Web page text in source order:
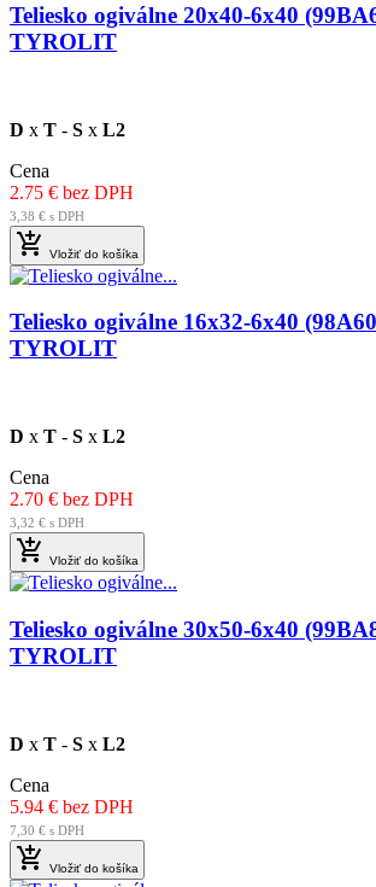
Teliesko ogiválne 20x40-6x40
TYROLIT
D x T - S x L2
Cena
2.75 € bez DPH
3,38 € s DPH
 Vložiť do košíka
Teliesko ogiválne 16x32-6x40
TYROLIT
D x T - S x L2
Cena
2.70 € bez DPH
3,32 € s DPH
 Vložiť do košíka
Teliesko ogiválne 30x50-6x40
TYROLIT
D x T - S x L2
Cena
5.94 € bez DPH
7,30 € s DPH
 Vložiť do košíka